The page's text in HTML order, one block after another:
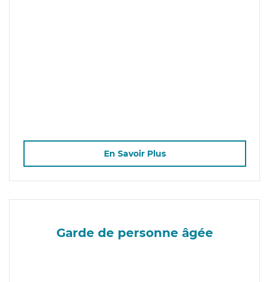
En Savoir Plus
Garde de personne âgée